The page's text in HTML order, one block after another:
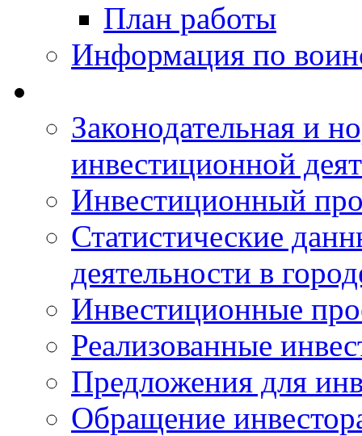
План работы
Информация по
Законодательная и
инвестиционной
Инвестиционный
Статистические
деятельности в
Инвестиционные
Реализованные
Предложения для
Обращение